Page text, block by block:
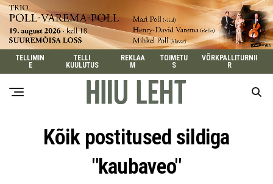
TELLIMIN
E
TELLI
KUULUTUS
REKLAA
M
TOIMETU
S
VÕRKPALLITURNII
R
Kõik postitused sildiga
"kaubaveo"